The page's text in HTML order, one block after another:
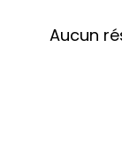
Aucun